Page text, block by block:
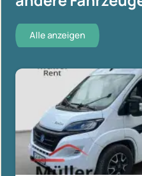
Alle anzeigen